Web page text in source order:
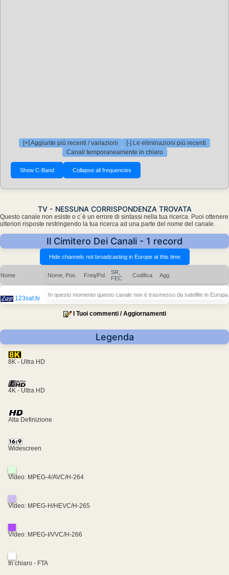
[+] Aggiunte più recenti / variazioni
[-] Le eliminazioni più recenti
Canali temporaneamente in chiaro
TV - NESSUNA CORRISPONDENZA TROVATA
Questo canale non esiste o c´è un errore di sintassi nella tua ricerca. Puoi ottenere
ulteriori risposte restringendo la tua ricerca ad una parte del nome del canale.
Il Cimitero Dei Canali - 1 record
Nome Nome, Pos. Freq/Pol
SR,
FEC
Codifica Agg.
123sat.tv In questo momento questo canale non è trasmesso da satellite in Europa
I Tuoi commenti / Aggiornamenti
Legenda
8K - Ultra HD
4K - Ultra HD
Alta Definizione
Widescreen
Video: MPEG-4/AVC/H-264
Video: MPEG-H/HEVC/H-265
Video: MPEG-I/VVC/H-266
In chiaro - FTA